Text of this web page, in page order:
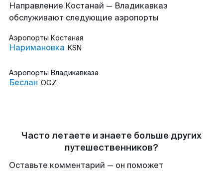
Направление Костанай — Владикавказ
обслуживают следующие аэропорты
Аэропорты Костаная
Наримановка KSN
Аэропорты Владикавказа
Беслан OGZ
Часто летаете и знаете больше других
путешественников?
Оставьте комментарий — он поможет